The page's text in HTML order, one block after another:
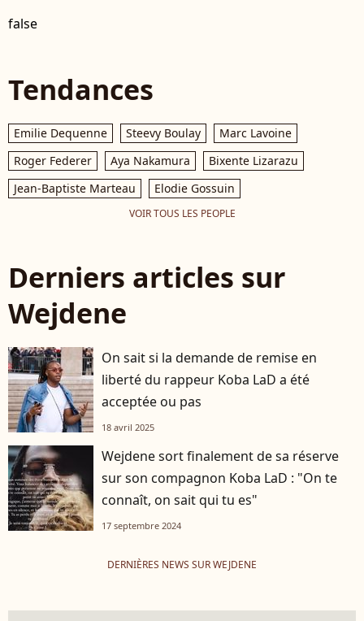
false
Tendances
Emilie Dequenne Steevy Boulay
Marc Lavoine
Roger Federer
Aya Nakamura
Bixente Lizarazu
Jean-Baptiste Marteau
Elodie Gossuin
VOIR TOUS LES PEOPLE
Derniers articles sur
Wejdene
On sait si la demande de remise en
liberté du rappeur Koba LaD a été
acceptée ou pas
18 avril 2025
Wejdene sort finalement de sa réserve
sur son compagnon Koba LaD : "On te
connaît, on sait qui tu es"
17 septembre 2024
DERNIÈRES NEWS SUR WEJDENE